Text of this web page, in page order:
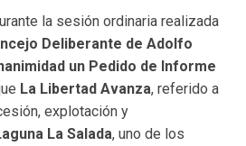
la sesión ordinaria realizada
Deliberante de Adolfo
un Pedido de Informe
La Libertad Avanza, referido a
explotación y
La Salada, uno de los